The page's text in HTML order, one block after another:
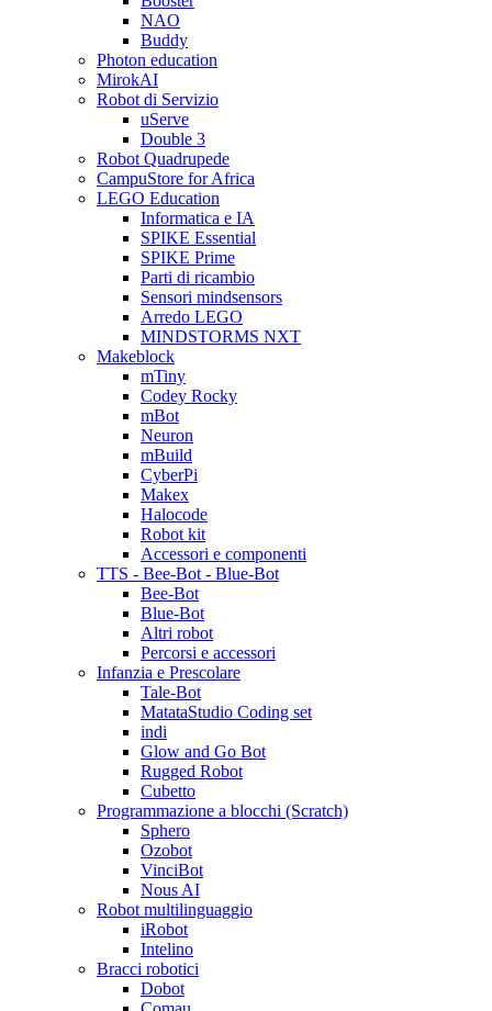
NAO
Buddy
Photon education
MirokAI
Robot di Servizio
uServe
Double 3
Robot Quadrupede
CampuStore for Africa
LEGO Education
Informatica e IA
SPIKE Essential
SPIKE Prime
Parti di ricambio
Sensori mindsensors
Arredo LEGO
MINDSTORMS NXT
Makeblock
mTiny
Codey Rocky
mBot
Neuron
mBuild
CyberPi
Makex
Halocode
Robot kit
Accessori e componenti
TTS - Bee-Bot - Blue-Bot
Bee-Bot
Blue-Bot
Altri robot
Percorsi e accessori
Infanzia e Prescolare
Tale-Bot
MatataStudio Coding set
indi
Glow and Go Bot
Rugged Robot
Cubetto
Programmazione a blocchi (Scratch)
Sphero
Ozobot
VinciBot
Nous AI
Robot multilinguaggio
iRobot
Intelino
Bracci robotici
Dobot